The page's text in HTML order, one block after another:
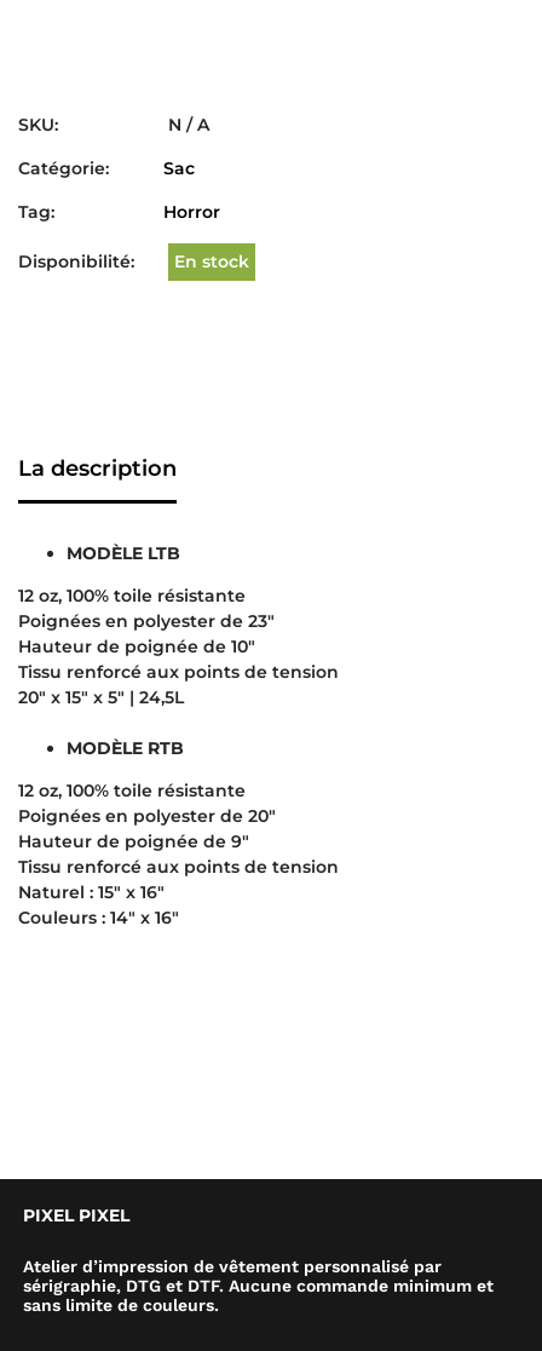
SKU:
N / A
Catégorie:
Sac
Tag:
Horror
Disponibilité: En stock
La description
MODÈLE LTB
12 oz, 100% toile résistante
Poignées en polyester de 23″
Hauteur de poignée de 10″
Tissu renforcé aux points de tension
20″ x 15″ x 5″ | 24,5L
MODÈLE RTB
12 oz, 100% toile résistante
Poignées en polyester de 20″
Hauteur de poignée de 9″
Tissu renforcé aux points de tension
Naturel : 15″ x 16″
Couleurs : 14″ x 16″
PIXEL PIXEL
Atelier d’impression de vêtement personnalisé par
sérigraphie, DTG et DTF. Aucune commande minimum et
sans limite de couleurs.